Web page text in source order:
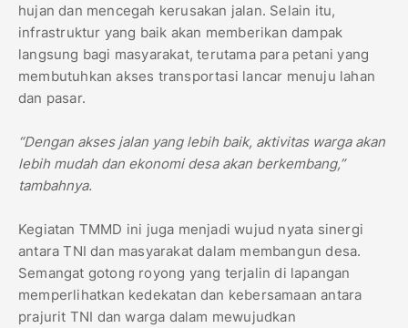
hujan dan mencegah kerusakan jalan. Selain itu,
infrastruktur yang baik akan memberikan dampak
langsung bagi masyarakat, terutama para petani yang
membutuhkan akses transportasi lancar menuju lahan
dan pasar.
“Dengan akses jalan yang lebih baik, aktivitas warga akan
lebih mudah dan ekonomi desa akan berkembang,”
tambahnya.
Kegiatan TMMD ini juga menjadi wujud nyata sinergi
antara TNI dan masyarakat dalam membangun desa.
Semangat gotong royong yang terjalin di lapangan
memperlihatkan kedekatan dan kebersamaan antara
prajurit TNI dan warga dalam mewujudkan